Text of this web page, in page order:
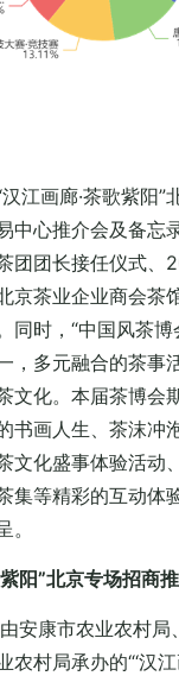
江画廊·茶歌紫阳”
中心推介会及备忘
团团长接任仪式、
京茶业企业商会茶
同时，“中国风茶
，多元融合的茶事
文化。本届茶博会
画人生、茶沫冲
文化盛事体验活动
等精彩的互动体
阳”北京专场招商
安康市农业农村局
农村局承办的“‘汉